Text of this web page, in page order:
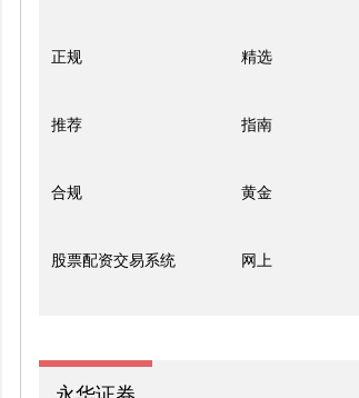
正规 精选
推荐 指南
合规 黄金
股票配资交易系统 网上